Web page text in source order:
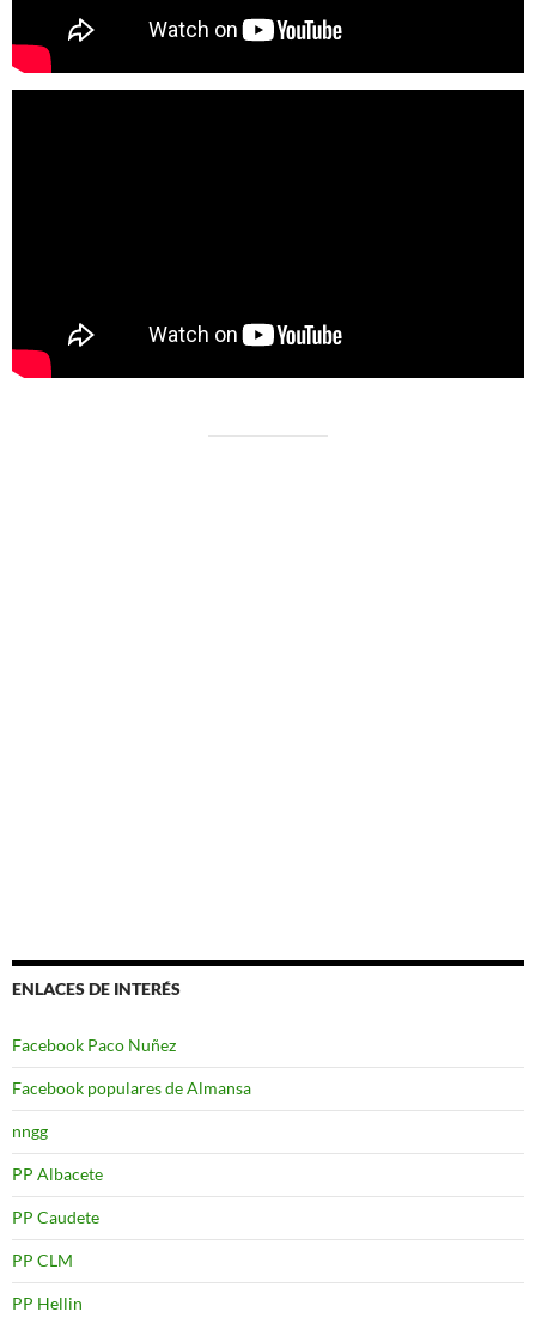
ENLACES DE INTERÉS
Facebook Paco Nuñez
Facebook populares de Almansa
nngg
PP Albacete
PP Caudete
PP CLM
PP Hellin